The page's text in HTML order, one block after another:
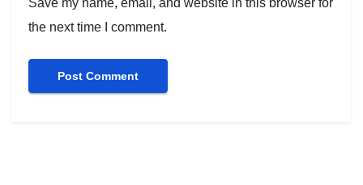
Save my name, email, and website in this browser for
the next time I comment.